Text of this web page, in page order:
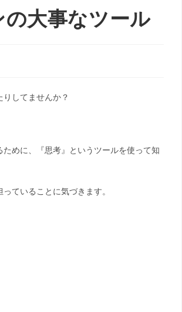
大事なツール
してませんか？
めに、『思考』というツールを使って知
ていることに気づきます。